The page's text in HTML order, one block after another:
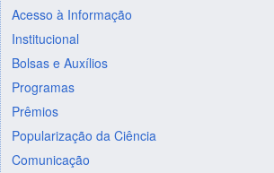
Acesso à Informação
Institucional
Bolsas e Auxílios
Programas
Prêmios
Popularização da Ciência
Comunicação